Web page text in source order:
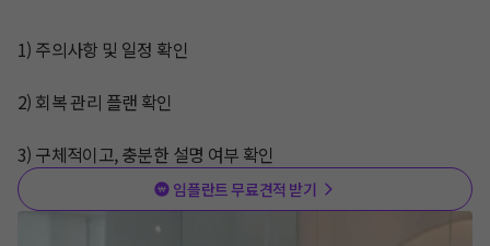
1) 주의사항 및 일정 확인
2) 회복 관리 플랜 확인
3) 구체적이고, 충분한 설명 여부 확인
임플란트 무료견적 받기